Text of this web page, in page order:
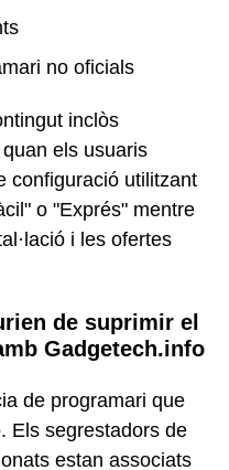
no oficials
inclòs
els usuaris
configuració utilitzant
o "Exprés" mentre
i les ofertes
de suprimir el
Gadgetech.info
de programari que
Els segrestadors de
estan associats